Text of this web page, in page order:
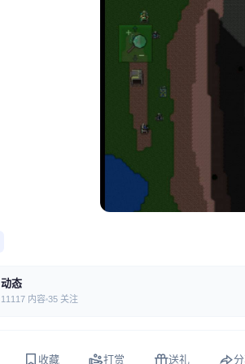
动态
11117 内容 35 关注
收藏 打赏 送礼